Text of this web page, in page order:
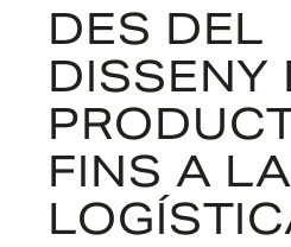
DES DEL
DISSENY
FINS A LA